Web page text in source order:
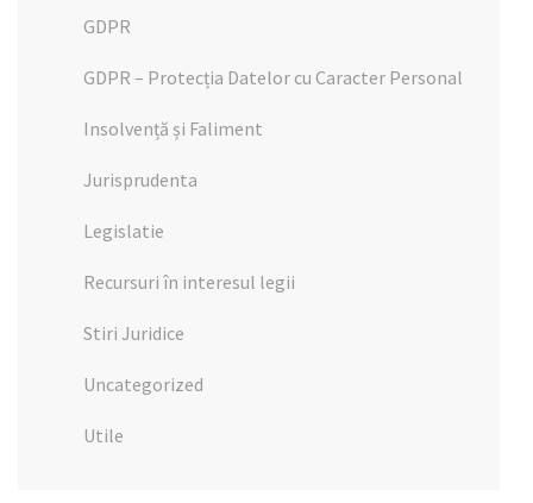
GDPR
GDPR – Protecția Datelor cu Caracter Personal
Insolvență și Faliment
Jurisprudenta
Legislatie
Recursuri în interesul legii
Stiri Juridice
Uncategorized
Utile